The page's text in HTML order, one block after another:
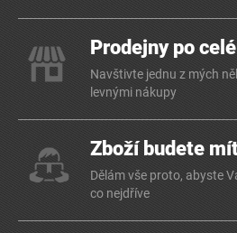
Prodejny po
Navštivte jednu z mých
levnými nákupy
Zboží budete
Dělám vše proto, abyste
co nejdříve